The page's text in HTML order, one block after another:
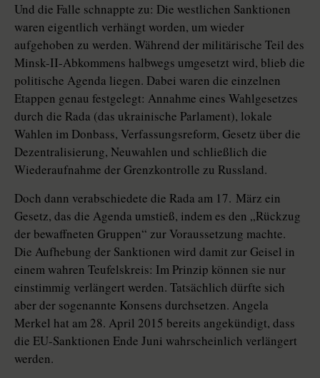
Und die Falle schnappte zu: Die westlichen Sanktionen
waren eigentlich verhängt worden, um wieder
aufgehoben zu werden. Während der militärische Teil des
Minsk-II-Abkommens halbwegs umgesetzt wird, blieb die
politische Agenda liegen. Dabei waren die einzelnen
Etappen genau festgelegt: Annahme eines Wahlgesetzes
durch die Rada (das ukrainische Parlament), lokale
Wahlen im Donbass, Verfassungsreform, Gesetz über die
Dezentralisierung, Neuwahlen und schließlich die
Wiederaufnahme der Grenzkon­trolle zu Russland.
Doch dann verabschiedete die Rada am 17. März ein
Gesetz, das die Agenda umstieß, indem es den „Rückzug
der bewaffneten Gruppen“ zur Voraussetzung machte.
Die Aufhebung der Sanktionen wird damit zur Geisel in
einem wahren Teufelskreis: Im Prinzip können sie nur
einstimmig verlängert werden. Tatsächlich dürfte sich
aber der sogenannte Konsens durchsetzen. Angela
Merkel hat am 28. April 2015 bereits angekündigt, dass
die EU-Sanktionen Ende Juni wahrscheinlich verlängert
werden.